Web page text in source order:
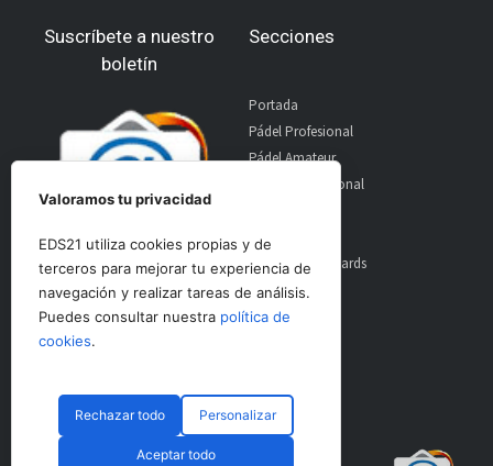
Suscríbete a nuestro
boletín
Secciones
Portada
Pádel Profesional
Pádel Amateur
Pádel Internacional
Material
World Padel Awards
Contacto
Publicidad
© CopyRight 2024 PadelSpain
Valoramos tu privacidad
EDS21 utiliza cookies propias y de
terceros para mejorar tu experiencia de
navegación y realizar tareas de análisis.
Puedes consultar nuestra política de
cookies.
Rechazar todo Personalizar
Aceptar todo